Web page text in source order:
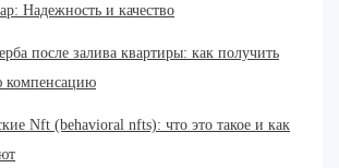
Надежность и качество
после залива квартиры: как получить
компенсацию
Nft (behavioral nfts): что это такое и как